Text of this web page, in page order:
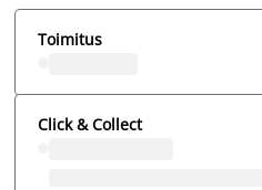
Toimitus
Click & Collect